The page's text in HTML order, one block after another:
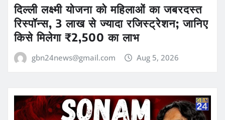
दिल्ली लक्ष्मी योजना को महिलाओं का जबरदस्त
रिस्पॉन्स, 3 लाख से ज्यादा रजिस्ट्रेशन; जानिए
किसे मिलेगा ₹2,500 का लाभ
gbn24news@gmail.com Aug 5, 2026